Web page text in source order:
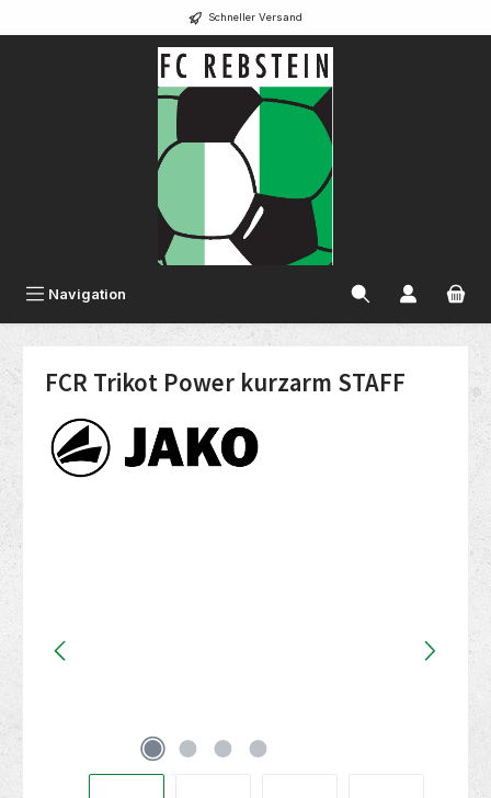
Schneller Versand
Navigation
FCR Trikot Power kurzarm STAFF